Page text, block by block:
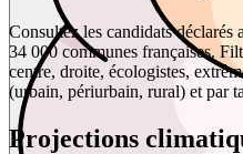
Consultez les candidats déclarés
34 000 communes françaises.
centre, droite, écologistes,
(urbain, périurbain, rural) et par
Projections